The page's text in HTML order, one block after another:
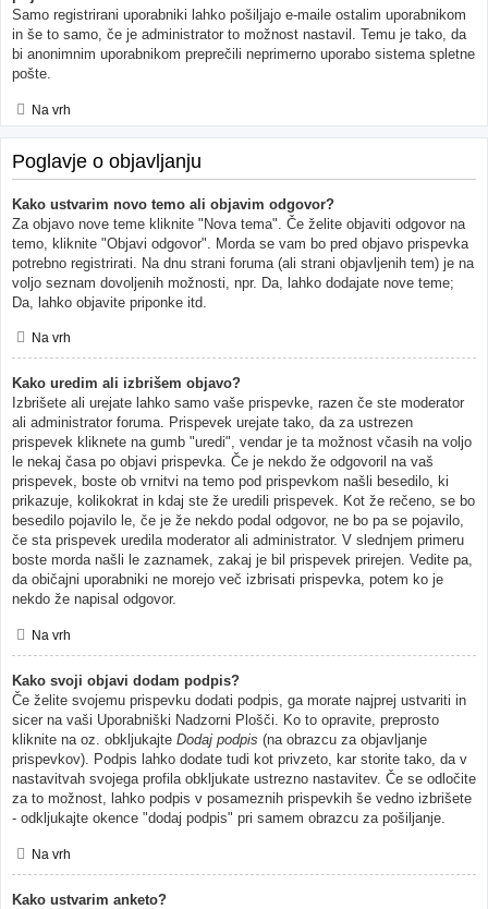
Samo registrirani uporabniki lahko pošiljajo e-maile ostalim uporabnikom
in še to samo, če je administrator to možnost nastavil. Temu je tako, da
bi anonimnim uporabnikom preprečili neprimerno uporabo sistema spletne
pošte.
Na vrh
Poglavje o objavljanju
Kako ustvarim novo temo ali objavim odgovor?
Za objavo nove teme kliknite "Nova tema". Če želite objaviti odgovor na
temo, kliknite "Objavi odgovor". Morda se vam bo pred objavo prispevka
potrebno registrirati. Na dnu strani foruma (ali strani objavljenih tem) je na
voljo seznam dovoljenih možnosti, npr. Da, lahko dodajate nove teme;
Da, lahko objavite priponke itd.
Na vrh
Kako uredim ali izbrišem objavo?
Izbrišete ali urejate lahko samo vaše prispevke, razen če ste moderator
ali administrator foruma. Prispevek urejate tako, da za ustrezen
prispevek kliknete na gumb "uredi", vendar je ta možnost včasih na voljo
le nekaj časa po objavi prispevka. Če je nekdo že odgovoril na vaš
prispevek, boste ob vrnitvi na temo pod prispevkom našli besedilo, ki
prikazuje, kolikokrat in kdaj ste že uredili prispevek. Kot že rečeno, se bo
besedilo pojavilo le, če je že nekdo podal odgovor, ne bo pa se pojavilo,
če sta prispevek uredila moderator ali administrator. V slednjem primeru
boste morda našli le zaznamek, zakaj je bil prispevek prirejen. Vedite pa,
da običajni uporabniki ne morejo več izbrisati prispevka, potem ko je
nekdo že napisal odgovor.
Na vrh
Kako svoji objavi dodam podpis?
Če želite svojemu prispevku dodati podpis, ga morate najprej ustvariti in
sicer na vaši Uporabniški Nadzorni Plošči. Ko to opravite, preprosto
kliknite na oz. obkljukajte Dodaj podpis (na obrazcu za objavljanje
prispevkov). Podpis lahko dodate tudi kot privzeto, kar storite tako, da v
nastavitvah svojega profila obkljukate ustrezno nastavitev. Če se odločite
za to možnost, lahko podpis v posameznih prispevkih še vedno izbrišete
- odkljukajte okence "dodaj podpis" pri samem obrazcu za pošiljanje.
Na vrh
Kako ustvarim anketo?